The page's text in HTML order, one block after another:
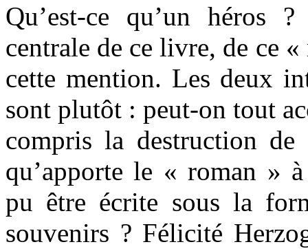
Qu’est-ce qu’un héros
centrale de ce livre, de ce
cette mention. Les deux
sont plutôt : peut-on tout
compris la destruction
qu’apporte le « roman »
pu être écrite sous la
souvenirs ? Félicité